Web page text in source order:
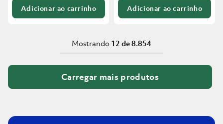
Adicionar ao carrinho Adicionar ao carrinho
Mostrando 12 de 8.854